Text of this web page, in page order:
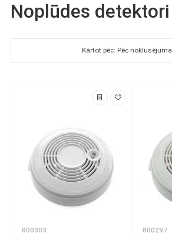
Noplūdes detektori
Kārtot pēc: Pēc noklusējuma
800303 800297